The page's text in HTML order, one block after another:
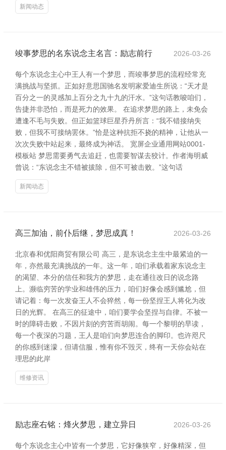
新闻动态
竣事梦思的名东说念主名言：励志前行 2026-03-26
每个东说念主心中王人有一个梦思，而竣事梦思的流程经常充
满挑战与坚抓。正如好意思国驰名发明家爱迪生所说：“天才是
百分之一的灵感加上百分之九十九的汗水。”这句话教唆咱们，
告捷并非恐怕，而是死力的效果。 在追求梦思的路上，未免会
遭逢不毛与失败。但正如篮球巨星乔丹所言：“我不错接纳失
败，但我不可接纳罢休。”恰是这种抗拒不挠的精神，让他从一
次次失败中站起来，最终成为神话。 宽屏企业通用网站0001-
模板站 梦思需要勇气去追赶，也需要智谋去狡计。作者海明威
曾说：“东说念主不错被拔除，但不可被击败。”这句话
新闻动态
高三加油，前仆后继，梦思成真！ 2026-03-26
北京春和优阳商贸有限公司 高三，是东说念主生中最紧迫的一
年，亦然最充满挑战的一年。这一年，咱们承载着家东说念主
的渴望、本分的信任和我方的梦思，走在通往改日的说念路
上。濒临穷苦的学业和雄伟的压力，咱们好像会感到尴尬，但
请记着：每一次发奋王人不会猝然，每一份坚捏王人将化为改
日的光辉。 在高三的征途中，咱们要学会坚捏与自律。不被一
时的障碍击败，不因片刻的穷苦而胡闹。每一个黎明的早读，
每一个夜深的习题，王人是咱们向梦思连合的脚印。也许咫尺
的你感到迷濛，但请信服，惟有你不毁灭，终有一天你会站在
理思的此岸
维修资讯
励志座右铭：烽火梦思，建立异日 2026-03-26
每个东说念主心中皆有一个梦思，它好像狭窄，好像精深，但